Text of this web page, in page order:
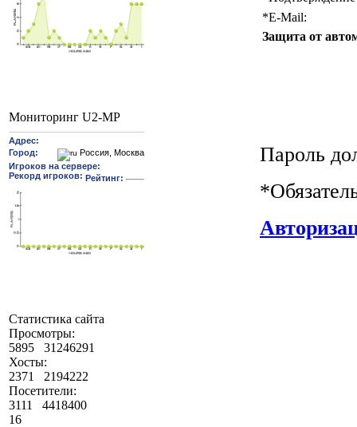
Мониторинг U2-MP
Статистика сайта
Просмотры:
5895
31246291
Хосты:
2371
2194222
Посетители:
3111
4418400
16
*E-Mail:
Защита от
Пароль
*